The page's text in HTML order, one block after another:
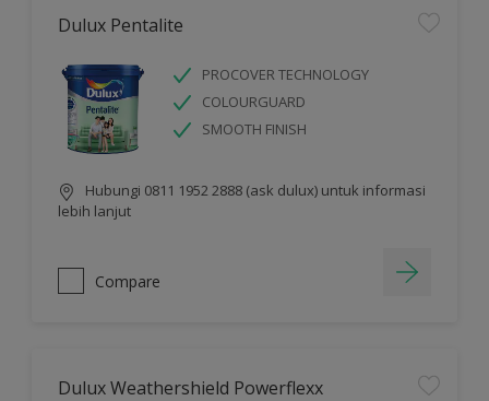
Dulux Pentalite
PROCOVER TECHNOLOGY
COLOURGUARD
SMOOTH FINISH
Hubungi 0811 1952 2888 (ask dulux) untuk informasi
lebih lanjut
Compare
Dulux Weathershield Powerflexx